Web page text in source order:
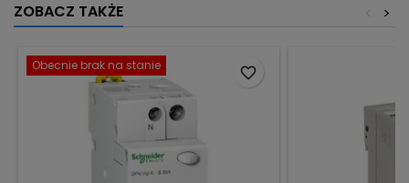
ZOBACZ TAKŻE >
<
Obecnie brak na stanie favorite_border